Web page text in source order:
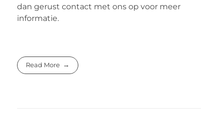
dan gerust contact met ons op voor meer
informatie.
Read More